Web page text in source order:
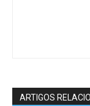
ARTIGOS